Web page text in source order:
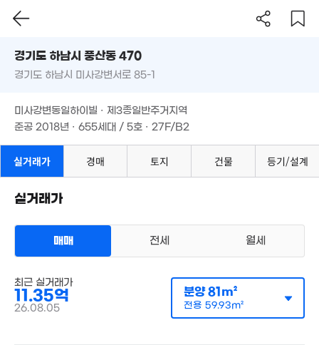
11.95억
매매 11억 3500만원
공급81m²/ 전용
계약일 '26. 08
5.9억
163m²
필터 매물 탐색
경기도 하남시 풍산동 470
준공 2018년 · 655세대 / 5호 · 27F/B2
경기도 하남시 풍산동 470
경기도 하남시 미사강변서로 85-1
미사강변동일하이빌 · 제3종일반주거지역
준공 2018년 · 655세대 / 5호 · 27F/B2
실거래가 경매 토지 건물 등기/설계
실거래가
매매 전세 월세
최근 실거래가
11.35억
26.08.05
분양81m²
전용 59.93m²